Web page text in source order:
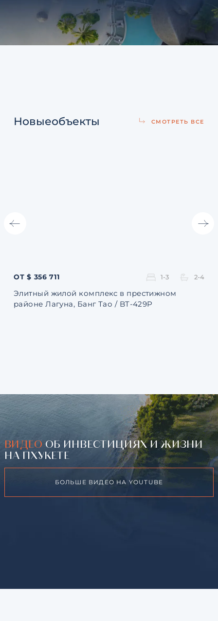
Новыеобъекты СМОТРЕТЬ ВСЕ
ОТ $ 356 711 1-3 2-4
Элитный жилой комплекс в престижном
районе Лагуна, Банг Тао / BT-429P
ВИДЕО ОБ ИНВЕСТИЦИЯХ И ЖИЗНИ
НА ПХУКЕТЕ
БОЛЬШЕ ВИДЕО НА YOUTUBE